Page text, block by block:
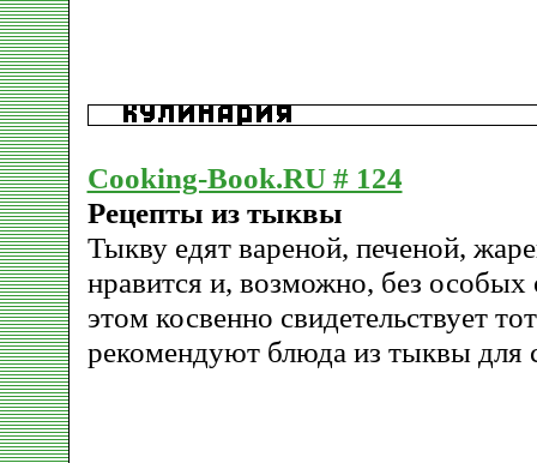
Cooking-Book.RU # 124
Рецепты из тыквы
Тыкву едят вареной, печеной,
нравится и, возможно, без
этом косвенно свидетельствует
рекомендуют блюда из тыквы для